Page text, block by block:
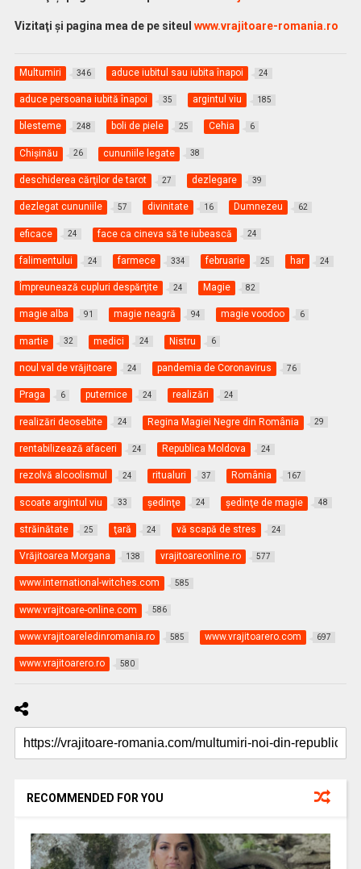
Vizitaţi şi pagina mea de pe siteul www.vrajitoare-romania.ro
Multumiri 346 aduce iubitul sau iubita înapoi 24
aduce persoana iubită înapoi 35 argintul viu 185
blesteme 248 boli de piele 25 Cehia 6
Chişinău 26 cununiile legate 38
deschiderea cărţilor de tarot 27 dezlegare 39
dezlegat cununiile 57 divinitate 16 Dumnezeu 62
eficace 24 face ca cineva să te iubească 24
falimentului 24 farmece 334 februarie 25 har 24
Împreunează cupluri despărţite 24 Magie 82
magie alba 91 magie neagră 94 magie voodoo 6
martie 32 medici 24 Nistru 6
noul val de vrăjitoare 24 pandemia de Coronavirus 76
Praga 6 puternice 24 realizări 24
realizări deosebite 24 Regina Magiei Negre din România 29
rentabilizează afaceri 24 Republica Moldova 24
rezolvă alcoolismul 24 ritualuri 37 România 167
scoate argintul viu 33 şedinţe 24 şedinţe de magie 48
străinătate 25 ţară 24 vă scapă de stres 24
Vrăjitoarea Morgana 138 vrajitoareonline.ro 577
www.international-witches.com 585
www.vrajitoare-online.com 586
www.vrajitoareledinromania.ro 585 www.vrajitoarero.com 697
www.vrajitoarero.ro 580
RECOMMENDED FOR YOU